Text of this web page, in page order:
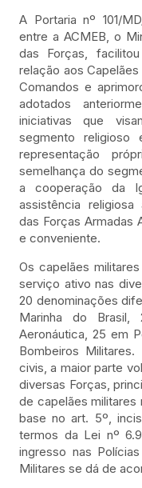
A Portaria nº 101/
entre a ACMEB, o
das Forças,
relação aos
Comandos e
adotados
iniciativas que
segmento religioso
representação
semelhança do
a cooperação da
assistência
das Forças Armadas
e conveniente.
Os capelães
serviço ativo nas
20 denominações
Marinha do
Aeronáutica, 25 em
Bombeiros
civis, a maior parte
diversas Forças,
de capelães
base no art. 5º,
termos da Lei nº
ingresso nas
Militares se dá de